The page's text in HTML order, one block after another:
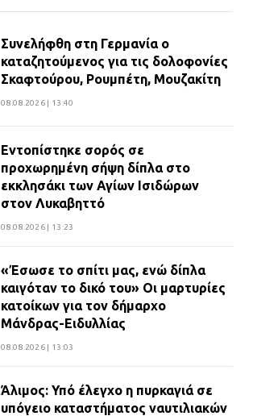
Συνελήφθη στη Γερμανία ο
καταζητούμενος για τις δολοφονίες
Σκαφτούρου, Ρουμπέτη, Μουζακίτη
08.08.2026 | 13:40
Εντοπίστηκε σορός σε
προχωρημένη σήψη δίπλα στο
εκκλησάκι των Αγίων Ισιδώρων
στον Λυκαβηττό
08.08.2026 | 13:23
«Έσωσε το σπίτι μας, ενώ δίπλα
καιγόταν το δικό του» Οι μαρτυρίες
κατοίκων για τον δήμαρχο
Μάνδρας-Ειδυλλίας
08.08.2026 | 13:03
Άλιμος: Υπό έλεγχο η πυρκαγιά σε
υπόγειο καταστήματος ναυτιλιακών